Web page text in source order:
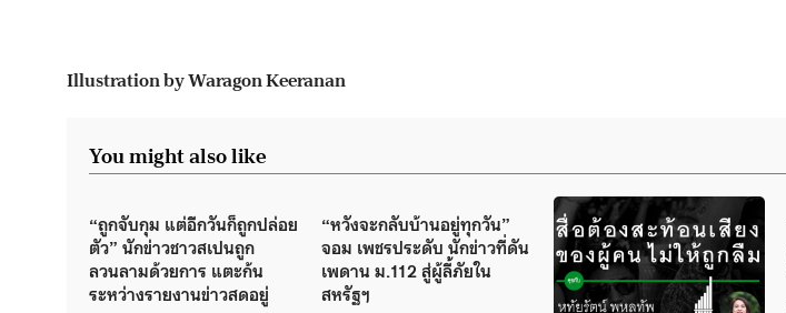
Illustration by Waragon Keeranan
You might also like
“ถูกจับกุม แต่อีกวันก็ถูกปล่อย
ตัว” นักข่าวชาวสเปนถูก
ลวนลามด้วยการ แตะก้น
ระหว่างรายงานข่าวสดอยู่
“หวังจะกลับบ้านอยู่ทุกวัน”
จอม เพชรประดับ นักข่าวที่ดัน
เพดาน ม.112 สู่ผู้ลี้ภัยใน
สหรัฐฯ